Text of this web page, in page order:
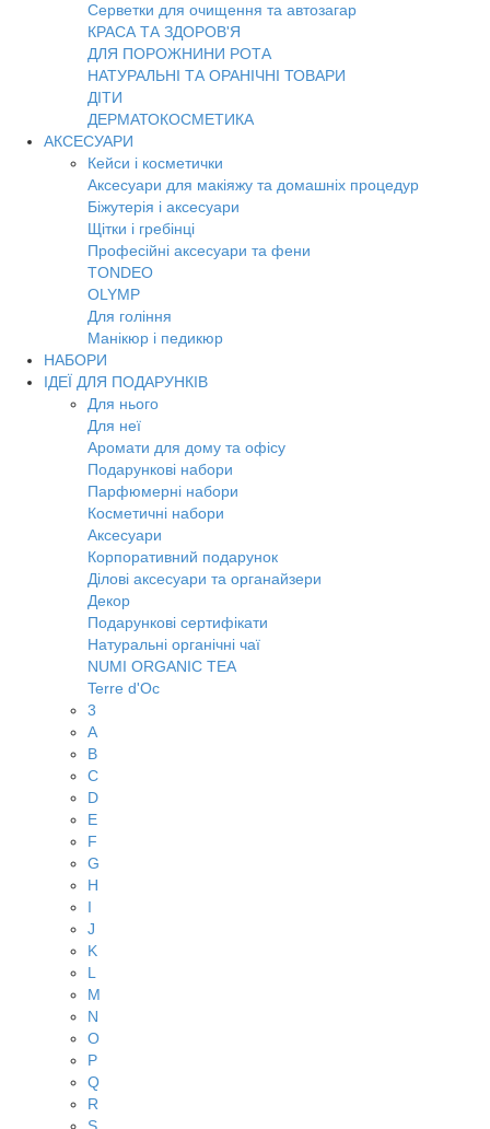
Серветки для очищення та автозагар
КРАСА ТА ЗДОРОВ'Я
ДЛЯ ПОРОЖНИНИ РОТА
НАТУРАЛЬНІ ТА ОРАНІЧНІ ТОВАРИ
ДІТИ
ДЕРМАТОКОСМЕТИКА
АКСЕСУАРИ
Кейси і косметички
Аксесуари для макіяжу та домашніх процедур
Біжутерія і аксесуари
Щітки і гребінці
Професійні аксесуари та фени
TONDEO
OLYMP
Для гоління
Манікюр і педикюр
НАБОРИ
ІДЕЇ ДЛЯ ПОДАРУНКІВ
Для нього
Для неї
Аромати для дому та офісу
Подарункові набори
Парфюмерні набори
Косметичні набори
Аксесуари
Корпоративний подарунок
Ділові аксесуари та органайзери
Декор
Подарункові сертифікати
Натуральні органічні чаї
NUMI ORGANIC TEA
Terre d'Oc
3
A
B
C
D
E
F
G
H
I
J
K
L
M
N
O
P
Q
R